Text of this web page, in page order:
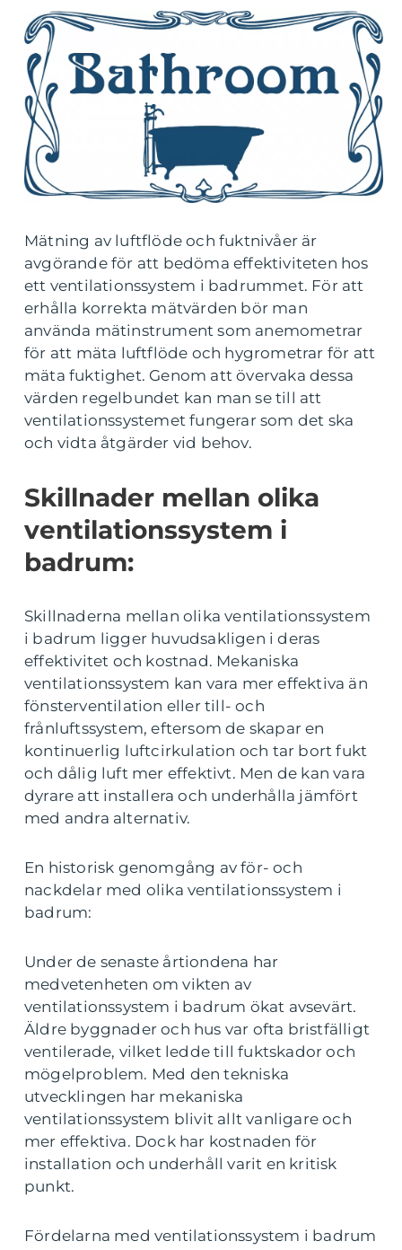
Mätning av luftflöde och fuktnivåer är
avgörande för att bedöma effektiviteten hos
ett ventilationssystem i badrummet. För att
erhålla korrekta mätvärden bör man
använda mätinstrument som anemometrar
för att mäta luftflöde och hygrometrar för att
mäta fuktighet. Genom att övervaka dessa
värden regelbundet kan man se till att
ventilationssystemet fungerar som det ska
och vidta åtgärder vid behov.
Skillnader mellan olika
ventilationssystem i
badrum:
Skillnaderna mellan olika ventilationssystem
i badrum ligger huvudsakligen i deras
effektivitet och kostnad. Mekaniska
ventilationssystem kan vara mer effektiva än
fönsterventilation eller till- och
frånluftssystem, eftersom de skapar en
kontinuerlig luftcirkulation och tar bort fukt
och dålig luft mer effektivt. Men de kan vara
dyrare att installera och underhålla jämfört
med andra alternativ.
En historisk genomgång av för- och
nackdelar med olika ventilationssystem i
badrum:
Under de senaste årtiondena har
medvetenheten om vikten av
ventilationssystem i badrum ökat avsevärt.
Äldre byggnader och hus var ofta bristfälligt
ventilerade, vilket ledde till fuktskador och
mögelproblem. Med den tekniska
utvecklingen har mekaniska
ventilationssystem blivit allt vanligare och
mer effektiva. Dock har kostnaden för
installation och underhåll varit en kritisk
punkt.
Fördelarna med ventilationssystem i badrum